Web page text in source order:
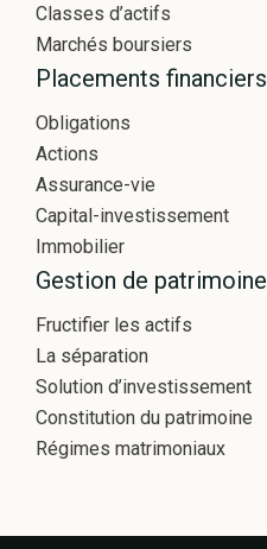
Classes d’actifs
Marchés boursiers
Placements financiers
Obligations
Actions
Assurance-vie
Capital-investissement
Immobilier
Gestion de patrimoine
Fructifier les actifs
La séparation
Solution d’investissement
Constitution du patrimoine
Régimes matrimoniaux